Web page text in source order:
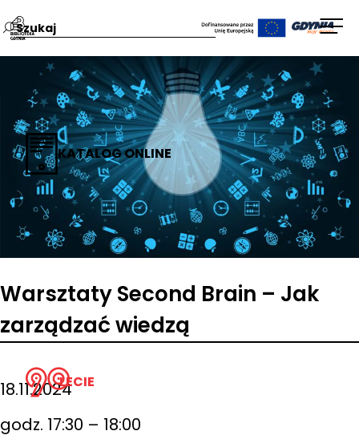
KATALOG ONLINE
LECIE
Wpisz
frazę:
Warsztaty Second Brain – Jak
zarządzać wiedzą
18.11.2024
godz. 17:30 – 18:00